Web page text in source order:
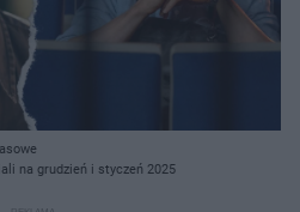
na grudzień i styczeń 2025